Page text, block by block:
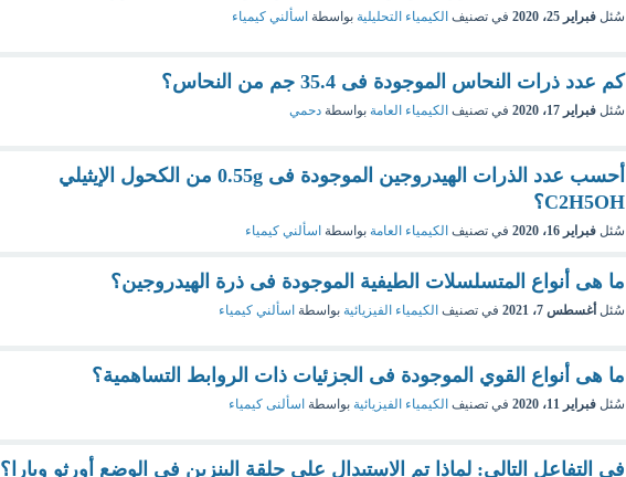
سُئل فبراير 25، 2020 في تصنيف الكيمياء التحليلية بواسطة اسألني كيمياء
كم عدد ذرات النحاس الموجودة فى 35.4 جم من النحاس؟
سُئل فبراير 17، 2020 في تصنيف الكيمياء العامة بواسطة دحمي
أحسب عدد الذرات الهيدروجين الموجودة فى 0.55g من الكحول الإيثيلي
C2H5OH؟
سُئل فبراير 16، 2020 في تصنيف الكيمياء العامة بواسطة اسألني كيمياء
ما هى أنواع المتسلسلات الطيفية الموجودة فى ذرة الهيدروجين؟
سُئل أغسطس 7، 2021 في تصنيف الكيمياء الفيزيائية بواسطة اسألني كيمياء
ما هى أنواع القوي الموجودة فى الجزئيات ذات الروابط التساهمية؟
سُئل فبراير 11، 2020 في تصنيف الكيمياء الفيزيائية بواسطة اسألنى كيمياء
فى التفاعل التالي: لماذا تم الاستبدال على حلقة البنزين فى الوضع أورثو وبارا؟